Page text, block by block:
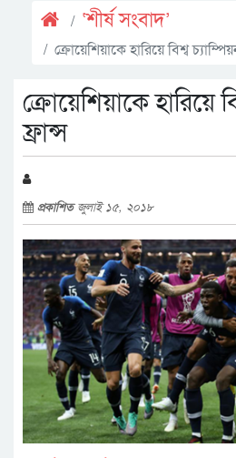
‘শীর্ষ সংবাদ’
ক্রোয়েশিয়াকে হারিয়ে বিশ্ব
ক্রোয়েশিয়াকে হারিয়ে
ফ্রান্স
প্রকাশিতজুলাই ১৫, ২০১৮